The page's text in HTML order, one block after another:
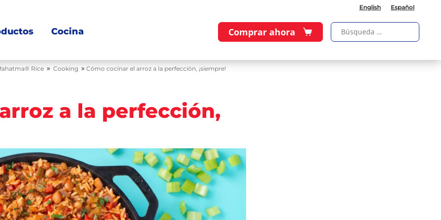
English Español
Cocina Comprar ahora
Rice » Cooking » Cómo cocinar el arroz a la perfección, ¡siempre!
a la perfección,